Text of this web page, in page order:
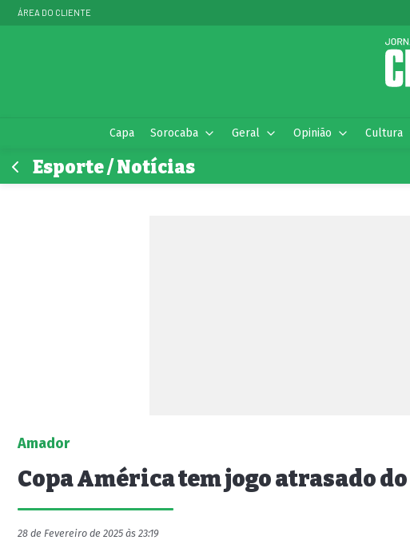
ÁREA DO CLIENTE
Capa Sorocaba Geral Opinião Cultura
Esporte / Notícias
Amador
Copa América tem jogo atrasado
28 de Fevereiro de 2025 às 23:19